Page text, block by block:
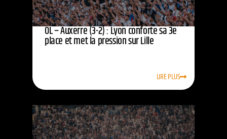
OL – Auxerre (3-2) : Lyon conforte sa 3e
place et met la pression sur Lille
LIRE PLUS